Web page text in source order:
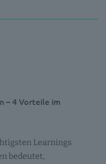
– 4 Vorteile im
Learnings
bedeutet,